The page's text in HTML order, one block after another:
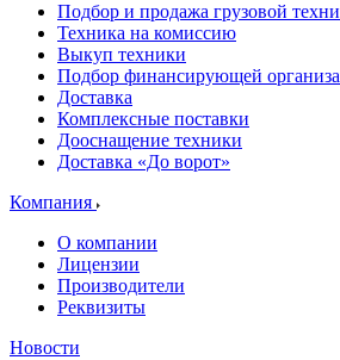
Подбор и продажа грузовой
Техника на комиссию
Выкуп техники
Подбор финансирующей
Доставка
Комплексные поставки
Дооснащение техники
Доставка «До ворот»
Компания
О компании
Лицензии
Производители
Реквизиты
Новости